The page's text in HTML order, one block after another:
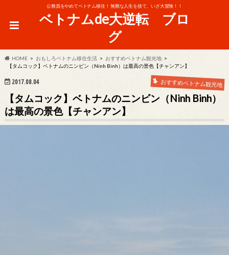
公務員をやめてベトナム移住！ 無難な人生を捨て、いざ大冒険！！
ベトナムde大逆転 ブロ
グ
HOME おもしろベトナム移住生活
おすすめベトナム観光地
【タムコック】ベトナムのニンビン（Ninh Binh）は最高の景色【チャンアン】
2017.08.04 おすすめベトナム観光地
【タムコック】ベトナムのニンビン（Ninh Binh）
は最高の景色【チャンアン】